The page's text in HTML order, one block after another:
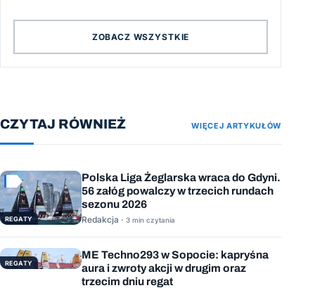
ZOBACZ WSZYSTKIE
CZYTAJ RÓWNIEŻ WIĘCEJ ARTYKUŁÓW
REGATY
Polska Liga Żeglarska wraca do Gdyni.
56 załóg powalczy w trzecich rundach
sezonu 2026
Redakcja · 3 min czytania
REGATY
ME Techno293 w Sopocie: kapryśna
aura i zwroty akcji w drugim oraz
trzecim dniu regat